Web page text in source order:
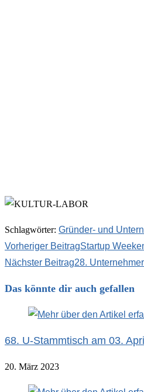
Schlagwörter: Gründer- und
Vorheriger BeitragStartup
Nächster Beitrag28.
Das könnte dir auch gefallen
68. U-Stammtisch am 03.
20. März 2023